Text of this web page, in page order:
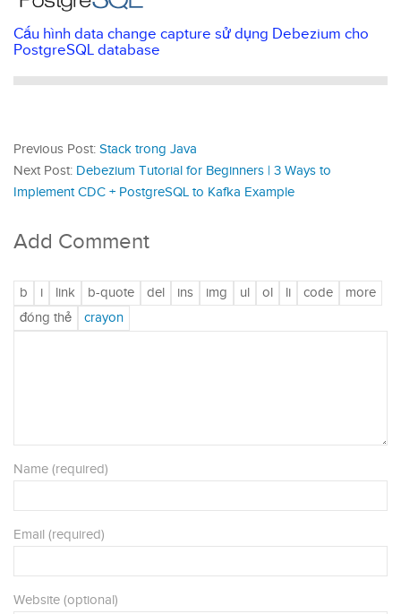
Cấu hình data change capture sử dụng Debezium cho
PostgreSQL database
Previous Post: Stack trong Java
Next Post: Debezium Tutorial for Beginners | 3 Ways to
Implement CDC + PostgreSQL to Kafka Example
Add Comment
Name (required)
Email (required)
Website (optional)